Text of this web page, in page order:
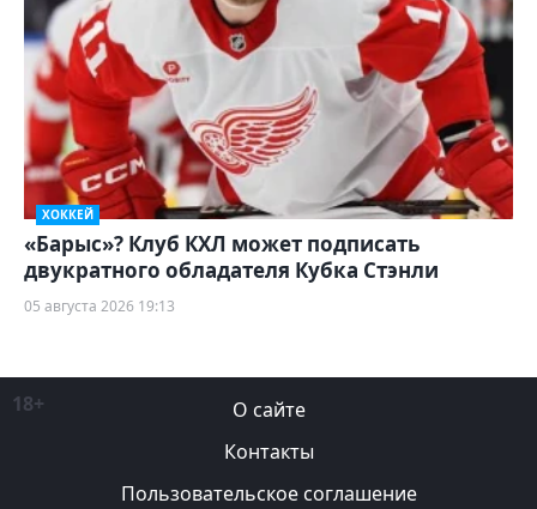
ХОККЕЙ
«Барыс»? Клуб КХЛ может подписать
двукратного обладателя Кубка Стэнли
05 августа 2026 19:13
18+
О сайте
Контакты
Пользовательское соглашение